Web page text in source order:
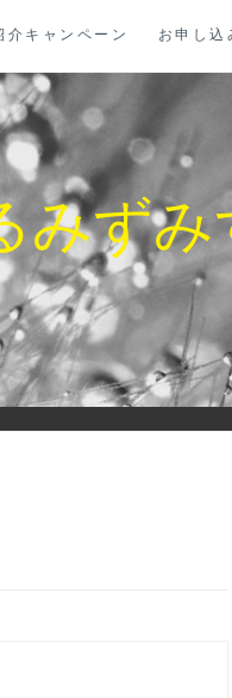
介キャンペーン お申し込
みず